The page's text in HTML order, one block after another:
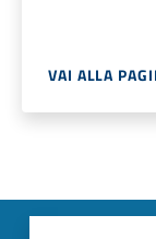
VAI ALLA